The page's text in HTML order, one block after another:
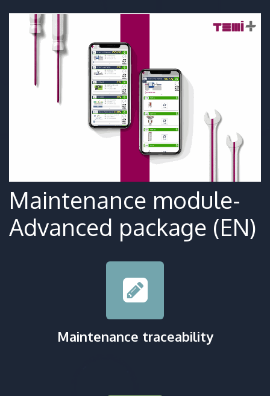
Maintenance module-
Advanced package (EN)
Maintenance traceability